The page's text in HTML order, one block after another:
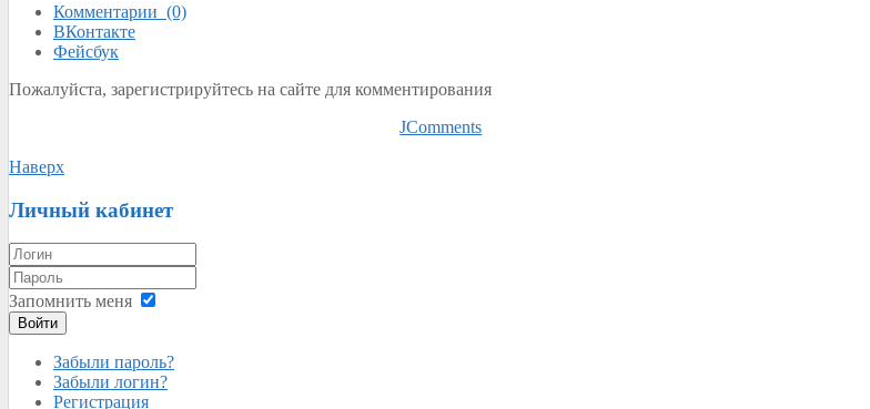
Комментарии (0)
ВКонтакте
Фейсбук
Пожалуйста, зарегистрируйтесь на сайте для комментирования
JComments
Наверх
Личный кабинет
Запомнить меня
Войти
Забыли пароль?
Забыли логин?
Регистрация